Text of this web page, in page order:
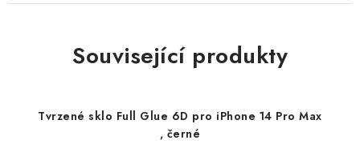
Související produkty
Tvrzené sklo Full Glue 6D pro iPhone 14 Pro Max
, černé